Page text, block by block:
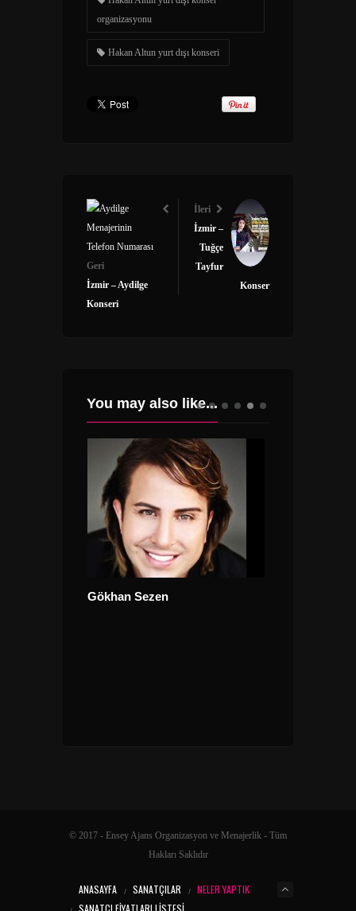
organizasyonu
Hakan Altun yurt dışı konseri
Geri
İzmir – Aydilge
Konseri
İleri
İzmir –
Tuğçe
Tayfur
Konser
You may also like...
Gökhan Sezen
© 2017 - Ensey Ajans Organizasyon ve Menajerlik - Tüm
Hakları Saklıdır
ANASAYFA SANATÇILAR
NELER YAPTIK
SANATÇI FIYATLARI LISTESI